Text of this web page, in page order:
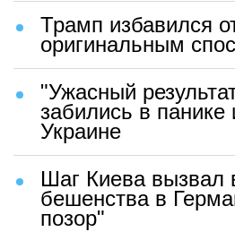
Трамп избавился
оригинальным
"Ужасный
забились в
Украине
Шаг Киева вызвал
бешенства в
позор"